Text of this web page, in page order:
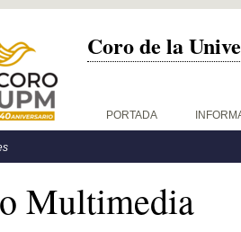
Coro de la
PORTADA
Multimedia